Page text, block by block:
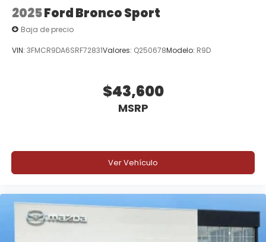
2025Ford Bronco Sport
Baja de precio
VIN: 3FMCR9DA6SRF72831Valores: Q250678Modelo: R9D
$43,600
MSRP
Ver Vehículo